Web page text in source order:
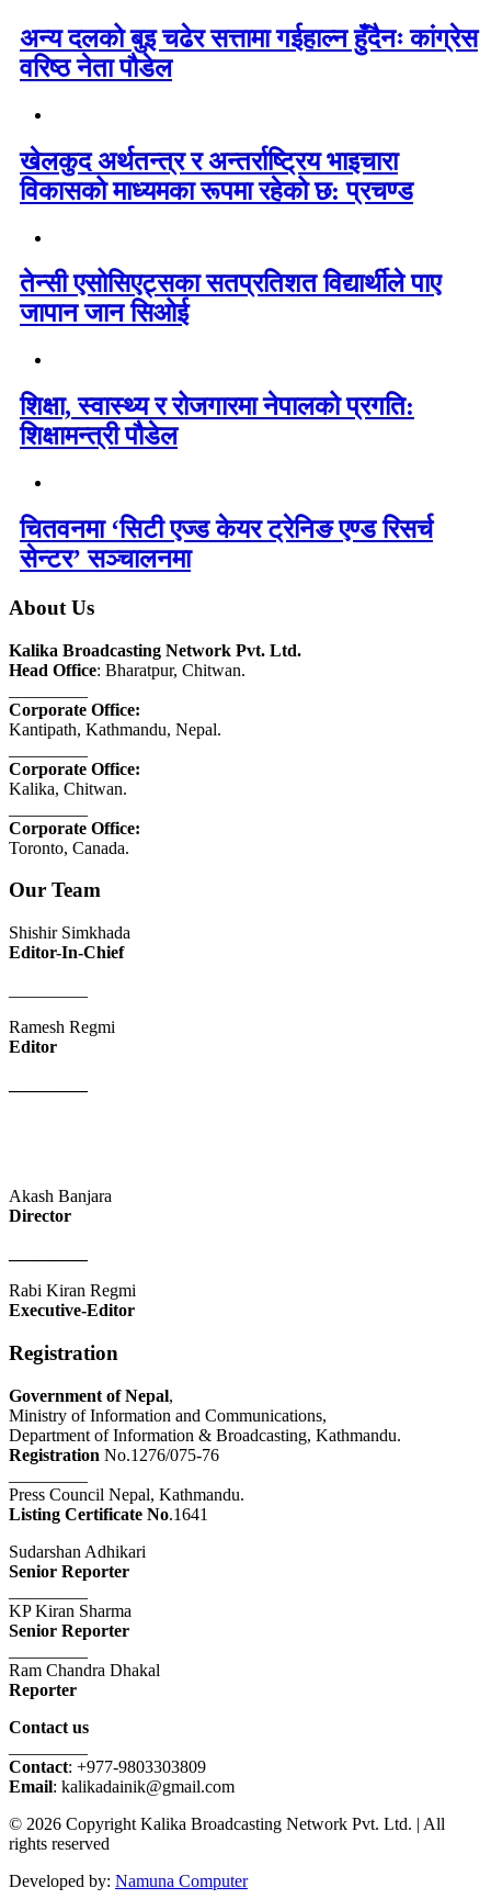
अन्य दलको बुइ चढेर सत्तामा गईहाल्न हुँदैनः कांग्रेस
वरिष्ठ नेता पौडेल
खेलकुद अर्थतन्त्र र अन्तर्राष्ट्रिय भाइचारा
विकासको माध्यमका रूपमा रहेको छ: प्रचण्ड
तेन्सी एसोसिएट्सका सतप्रतिशत विद्यार्थीले पाए
जापान जान सिओई
शिक्षा, स्वास्थ्य र रोजगारमा नेपालको प्रगति:
शिक्षामन्त्री पौडेल
चितवनमा ‘सिटी एज्ड केयर ट्रेनिङ एण्ड रिसर्च
सेन्टर’ सञ्चालनमा
About Us
Kalika Broadcasting Network Pvt. Ltd.
Head Office: Bharatpur, Chitwan.
Corporate Office:
Kantipath, Kathmandu, Nepal.
Corporate Office:
Kalika, Chitwan.
Corporate Office:
Toronto, Canada.
Our Team
Shishir Simkhada
Editor-In-Chief
Ramesh Regmi
Editor
Akash Banjara
Director
Rabi Kiran Regmi
Executive-Editor
Registration
Government of Nepal,
Ministry of Information and Communications,
Department of Information & Broadcasting, Kathmandu.
Registration No.1276/075-76
Press Council Nepal, Kathmandu.
Listing Certificate No.1641
Sudarshan Adhikari
Senior Reporter
KP Kiran Sharma
Senior Reporter
Ram Chandra Dhakal
Reporter
Contact us
Contact: +977-9803303809
Email: kalikadainik@gmail.com
© 2026 Copyright Kalika Broadcasting Network Pvt. Ltd. | All
rights reserved
Developed by: Namuna Computer